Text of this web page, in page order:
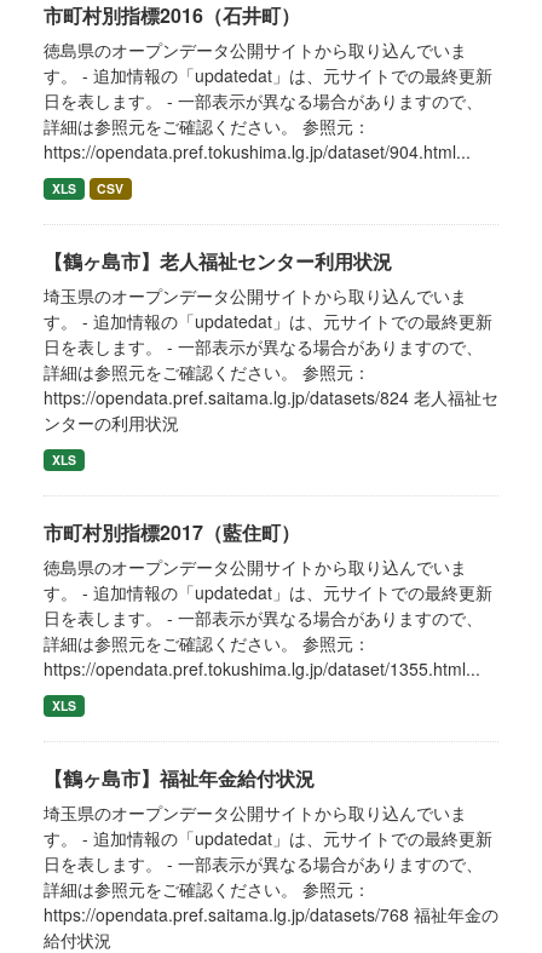
市町村別指標2016（石井町）
徳島県のオープンデータ公開サイトから取り込んでいま
す。 - 追加情報の「updatedat」は、元サイトでの最終更新
日を表します。 - 一部表示が異なる場合がありますので、
詳細は参照元をご確認ください。 参照元：
https://opendata.pref.tokushima.lg.jp/dataset/904.html...
XLS CSV
【鶴ヶ島市】老人福祉センター利用状況
埼玉県のオープンデータ公開サイトから取り込んでいま
す。 - 追加情報の「updatedat」は、元サイトでの最終更新
日を表します。 - 一部表示が異なる場合がありますので、
詳細は参照元をご確認ください。 参照元：
https://opendata.pref.saitama.lg.jp/datasets/824 老人福祉セ
ンターの利用状況
XLS
市町村別指標2017（藍住町）
徳島県のオープンデータ公開サイトから取り込んでいま
す。 - 追加情報の「updatedat」は、元サイトでの最終更新
日を表します。 - 一部表示が異なる場合がありますので、
詳細は参照元をご確認ください。 参照元：
https://opendata.pref.tokushima.lg.jp/dataset/1355.html...
XLS
【鶴ヶ島市】福祉年金給付状況
埼玉県のオープンデータ公開サイトから取り込んでいま
す。 - 追加情報の「updatedat」は、元サイトでの最終更新
日を表します。 - 一部表示が異なる場合がありますので、
詳細は参照元をご確認ください。 参照元：
https://opendata.pref.saitama.lg.jp/datasets/768 福祉年金の
給付状況